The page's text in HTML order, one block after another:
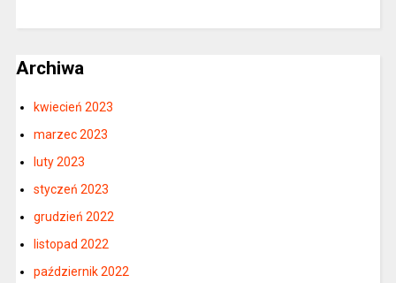
Archiwa
kwiecień 2023
marzec 2023
luty 2023
styczeń 2023
grudzień 2022
listopad 2022
październik 2022